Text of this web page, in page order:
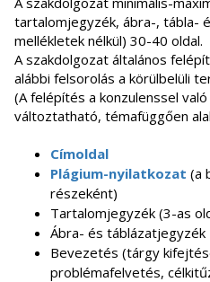
tartalomjegyzék, ábra-, tábla-
mellékletek nélkül) 30-40 oldal.
A szakdolgozat általános
alábbi felsorolás a körülbelüli
(A felépítés a konzulenssel
változtatható, témafüggően
Címoldal
Plágium-nyilatkozat (a
részeként)
Tartalomjegyzék (3-as
Ábra- és táblázatjegyzék
Bevezetés (tárgy
problémafelvetés,